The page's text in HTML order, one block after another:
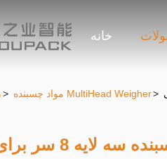
خانه
> مواد چسبنده MultiHead Weigher>
توزین چند سر مواد